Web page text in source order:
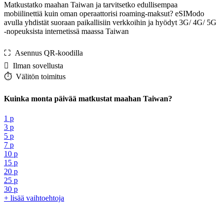
Matkustatko maahan Taiwan ja tarvitsetko edullisempaa
mobiilinettiä kuin oman operaattorisi roaming-maksut? eSIModo
avulla yhdistät suoraan paikallisiin verkkoihin ja hyödyt 3G/ 4G/ 5G
-nopeuksista internetissä maassa Taiwan
⛶️️ Asennus QR-koodilla
️ Ilman sovellusta
⏱️️ Välitön toimitus
Kuinka monta päivää matkustat maahan Taiwan?
1 p
3 p
5 p
7 p
10 p
15 p
20 p
25 p
30 p
+ lisää vaihtoehtoja